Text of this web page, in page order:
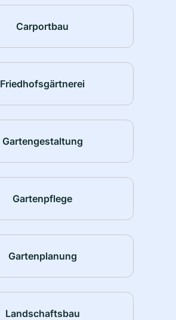
Carportbau
Friedhofsgärtnerei
Gartengestaltung
Gartenpflege
Gartenplanung
Landschaftsbau